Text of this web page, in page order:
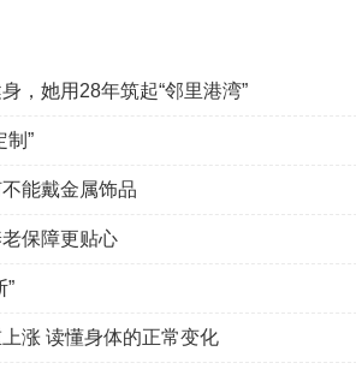
，她用28年筑起“邻里港湾”
制”
能戴金属饰品
保障更贴心
”
涨 读懂身体的正常变化